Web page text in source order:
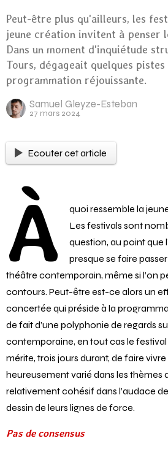
Peut-être plus qu'ailleurs, les
jeune création invitent à penser
Dans un moment d'inquiétude
Tours, dégageait quelques
programmation réjouissante.
Samuel Gleyze-Esteban
27 mars 2024
Ecouter cet article
À
quoi ressemble la
Les festivals sont
question, au point que
presque se faire
théâtre contemporain, même si l’on
contours. Peut-être est-ce alors un
concertée qui préside à la
de fait d’une polyphonie de regards
contemporaine, en tout cas le
mérite, trois jours durant, de faire
heureusement varié dans les thèmes
relativement cohésif dans l’audace
dessin de leurs lignes de force.
Pas de consensus